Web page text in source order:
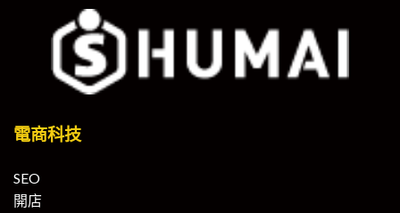
電商科技
SEO
開店